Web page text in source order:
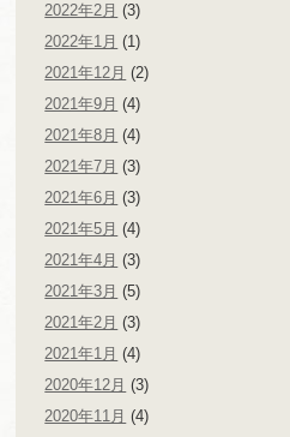
2022年2月 (3)
2022年1月 (1)
2021年12月 (2)
2021年9月 (4)
2021年8月 (4)
2021年7月 (3)
2021年6月 (3)
2021年5月 (4)
2021年4月 (3)
2021年3月 (5)
2021年2月 (3)
2021年1月 (4)
2020年12月 (3)
2020年11月 (4)